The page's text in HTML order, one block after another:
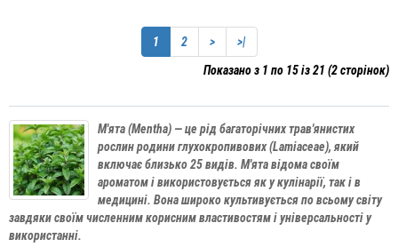
1 2 >
>|
Показано з 1 по 15 із 21 (2 сторінок)
М'ята (Mentha) — це рід багаторічних трав'янистих
рослин родини глухокропивових (Lamiaceae), який
включає близько 25 видів. М'ята відома своїм
ароматом і використовується як у кулінарії, так і в
медицині. Вона широко культивується по всьому світу
завдяки своїм численним корисним властивостям і універсальності у
використанні.